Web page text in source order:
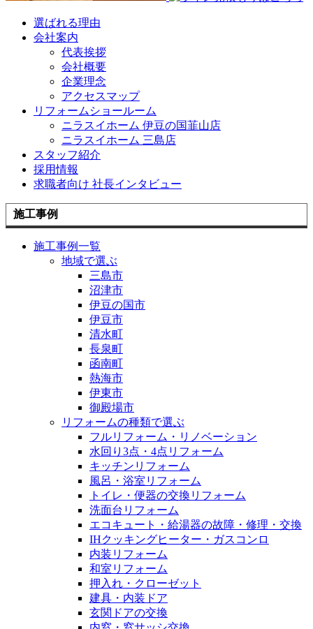
選ばれる理由
会社案内
代表挨拶
会社概要
企業理念
アクセスマップ
リフォームショールーム
ニラスイホーム 伊豆の国韮山店
ニラスイホーム 三島店
スタッフ紹介
採用情報
求職者向け 社長インタビュー
施工事例
施工事例一覧
地域で選ぶ
三島市
沼津市
伊豆の国市
伊豆市
清水町
長泉町
函南町
熱海市
伊東市
御殿場市
リフォームの種類で選ぶ
フルリフォーム・リノベーション
水回り3点・4点リフォーム
キッチンリフォーム
風呂・浴室リフォーム
トイレ・便器の交換リフォーム
洗面台リフォーム
エコキュート・給湯器の故障・修理・交換
IHクッキングヒーター・ガスコンロ
内装リフォーム
和室リフォーム
押入れ・クローゼット
建具・内装ドア
玄関ドアの交換